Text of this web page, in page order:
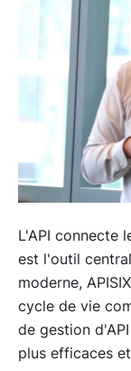
L'API connecte
est l'outil
moderne,
cycle de vie
de gestion
plus efficaces